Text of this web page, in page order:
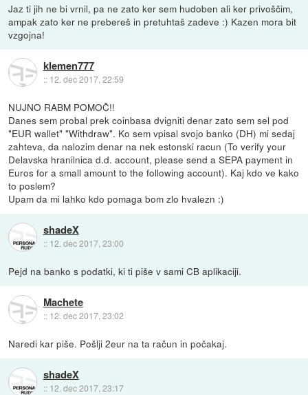
Jaz ti jih ne bi vrnil, pa ne zato ker sem hudoben ali ker privoščim,
ampak zato ker ne prebereš in pretuhtaš zadeve :) Kazen mora bit
vzgojna!
klemen777
:: 12. dec 2017, 22:59
NUJNO RABM POMOČ!!
Danes sem probal prek coinbasa dvigniti denar zato sem sel pod
"EUR wallet" "Withdraw". Ko sem vpisal svojo banko (DH) mi sedaj
zahteva, da nalozim denar na nek estonski racun (To verify your
Delavska hranilnica d.d. account, please send a SEPA payment in
Euros for a small amount to the following account). Kaj kdo ve kako
to poslem?
Upam da mi lahko kdo pomaga bom zlo hvalezn :)
shadeX
:: 12. dec 2017, 23:00
Pejd na banko s podatki, ki ti piše v sami CB aplikaciji.
Machete
:: 12. dec 2017, 23:02
Naredi kar piše. Pošlji 2eur na ta račun in počakaj.
shadeX
:: 12. dec 2017, 23:17